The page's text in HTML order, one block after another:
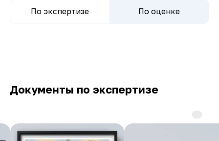
По экспертизе По оценке
Документы по экспертизе